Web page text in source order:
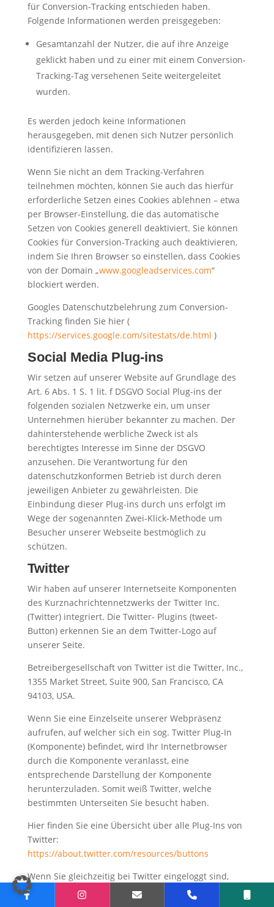
für Conversion-Tracking entschieden haben.
Folgende Informationen werden preisgegeben:
Gesamtanzahl der Nutzer, die auf ihre Anzeige
geklickt haben und zu einer mit einem Conversion-
Tracking-Tag versehenen Seite weitergeleitet
wurden.
Es werden jedoch keine Informationen
herausgegeben, mit denen sich Nutzer persönlich
identifizieren lassen.
Wenn Sie nicht an dem Tracking-Verfahren
teilnehmen möchten, können Sie auch das hierfür
erforderliche Setzen eines Cookies ablehnen – etwa
per Browser-Einstellung, die das automatische
Setzen von Cookies generell deaktiviert. Sie können
Cookies für Conversion-Tracking auch deaktivieren,
indem Sie Ihren Browser so einstellen, dass Cookies
von der Domain „www.googleadservices.com“
blockiert werden.
Googles Datenschutzbelehrung zum Conversion-
Tracking finden Sie hier (
https://services.google.com/sitestats/de.html )
Social Media Plug-ins
Wir setzen auf unserer Website auf Grundlage des
Art. 6 Abs. 1 S. 1 lit. f DSGVO Social Plug-ins der
folgenden sozialen Netzwerke ein, um unser
Unternehmen hierüber bekannter zu machen. Der
dahinterstehende werbliche Zweck ist als
berechtigtes Interesse im Sinne der DSGVO
anzusehen. Die Verantwortung für den
datenschutzkonformen Betrieb ist durch deren
jeweiligen Anbieter zu gewährleisten. Die
Einbindung dieser Plug-ins durch uns erfolgt im
Wege der sogenannten Zwei-Klick-Methode um
Besucher unserer Webseite bestmöglich zu
schützen.
Twitter
Wir haben auf unserer Internetseite Komponenten
des Kurznachrichtennetzwerks der Twitter Inc.
(Twitter) integriert. Die Twitter- Plugins (tweet-
Button) erkennen Sie an dem Twitter-Logo auf
unserer Seite.
Betreibergesellschaft von Twitter ist die Twitter, Inc.,
1355 Market Street, Suite 900, San Francisco, CA
94103, USA.
Wenn Sie eine Einzelseite unserer Webpräsenz
aufrufen, auf welcher sich ein sog. Twitter Plug-In
(Komponente) befindet, wird Ihr Internetbrowser
durch die Komponente veranlasst, eine
entsprechende Darstellung der Komponente
herunterzuladen. Somit weiß Twitter, welche
bestimmten Unterseiten Sie besucht haben.
Hier finden Sie eine Übersicht über alle Plug-Ins von
Twitter:
https://about.twitter.com/resources/buttons
Wenn Sie gleichzeitig bei Twitter eingeloggt sind,
kann Twitter nachvollziehen, auf welchen unserer